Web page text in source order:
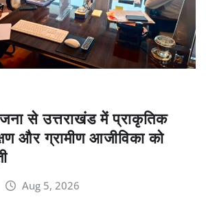
से उत्तराखंड में प्राकृतिक
और ग्रामीण आजीविका को
Aug 5, 2026